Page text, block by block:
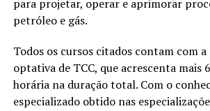
para projetar, operar e aprimorar
petróleo e gás.
Todos os cursos citados contam com
optativa de TCC, que acrescenta mais
horária na duração total. Com o
especializado obtido nas